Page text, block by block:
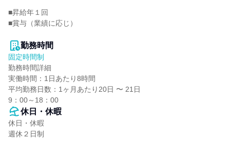
■昇給年１回
■賞与（業績に応じ）
勤務時間
固定時間制
勤務時間詳細
実働時間：1日あたり8時間
平均勤務日数：1ヶ月あたり20日 〜 21日
9：00～18：00
休日・休暇
休日・休暇
週休２日制